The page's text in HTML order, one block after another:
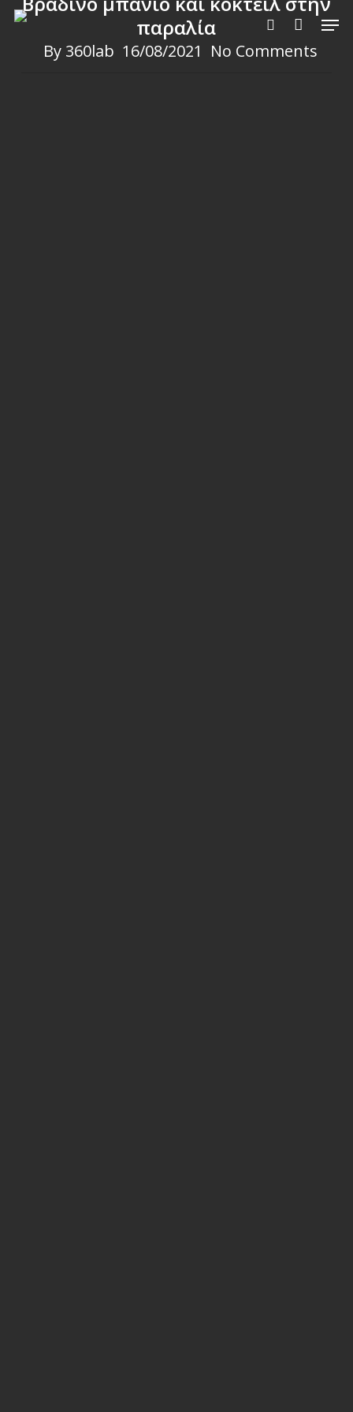
Skip
search
παραλία
By 360lab 16/08/2021 No Comments